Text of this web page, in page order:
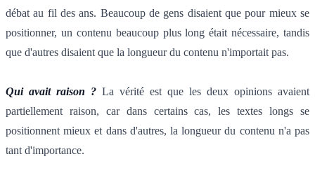
débat au fil des ans. Beaucoup de gens disaient que pour mieux se
positionner, un contenu beaucoup plus long était nécessaire, tandis
que d'autres disaient que la longueur du contenu n'importait pas.
Qui avait raison ? La vérité est que les deux opinions avaient
partiellement raison, car dans certains cas, les textes longs se
positionnent mieux et dans d'autres, la longueur du contenu n'a pas
tant d'importance.